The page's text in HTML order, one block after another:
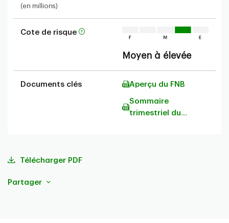
(en millions)
Cote de risque
Moyen à élevée
Documents clés Aperçu du FNB
Sommaire
trimestriel du
Télécharger PDF
Partager